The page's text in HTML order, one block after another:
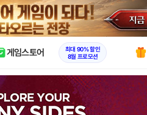
X
게임스토어
최대 90% 할인
8월 프로모션